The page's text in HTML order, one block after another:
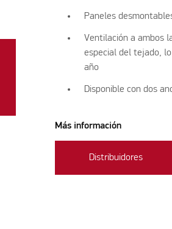
Paneles
Ventilación a ambos
especial del tejado,
año
Disponible con dos
Más información
Distribuidores